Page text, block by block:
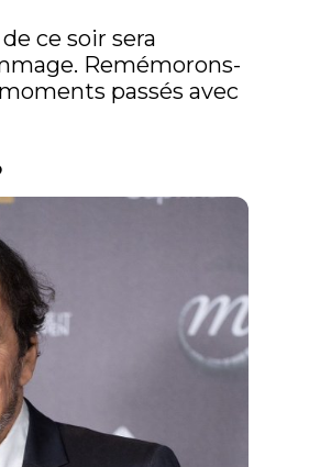
ce soir sera
Remémorons-
passés avec